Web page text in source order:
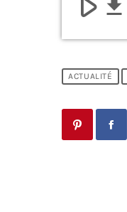
file_download
ACTUALITÉ